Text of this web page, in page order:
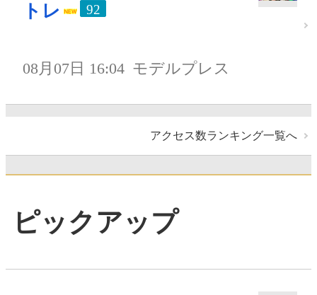
トレ
92
08月07日 16:04 モデルプレス
アクセス数ランキング一覧へ
ピックアップ